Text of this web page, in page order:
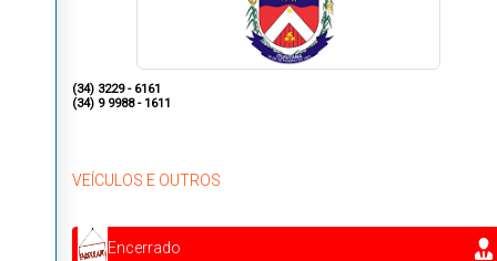
(34) 3229 - 6161
(34) 9 9988 - 1611
VEÍCULOS E OUTROS
Encerrado